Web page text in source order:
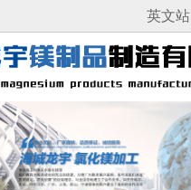
英文站